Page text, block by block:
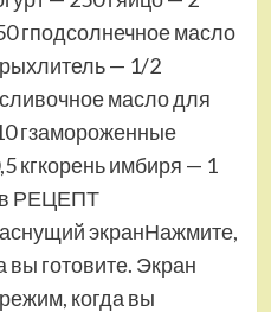
гподсолнечное масло
— 1/2
масло для
гзамороженные
кгкорень имбиря — 1
РЕЦЕПТ
экранНажмите,
вы готовите. Экран
когда вы